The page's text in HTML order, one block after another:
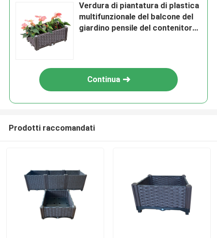
Verdura di piantatura di plastica
multifunzionale del balcone del
giardino pensile del contenitore
Continua
Prodotti raccomandati